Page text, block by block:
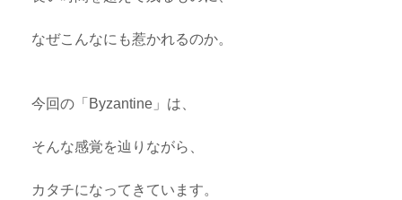
なぜこんなにも惹かれるのか。
今回の「Byzantine」は、
そんな感覚を辿りながら、
カタチになってきています。